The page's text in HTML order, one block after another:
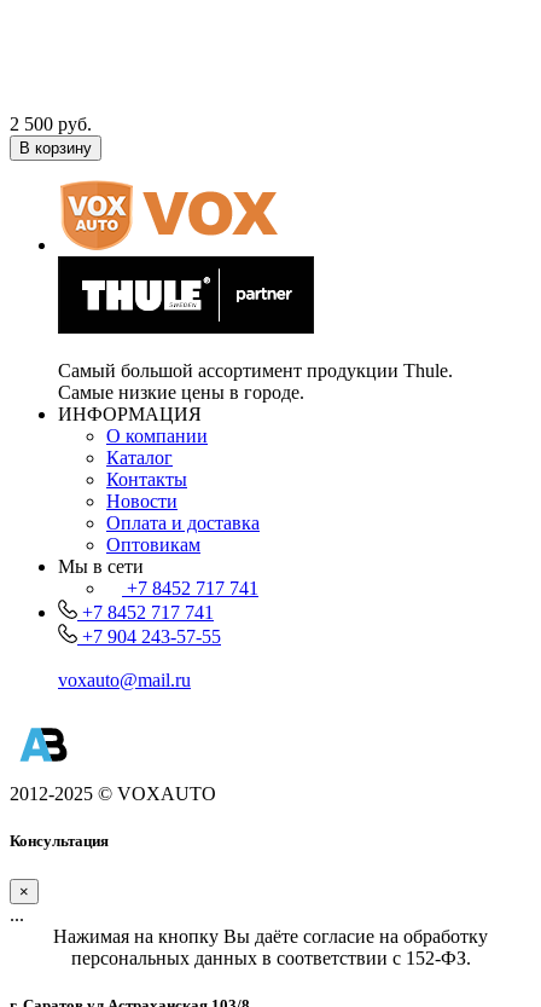
2 500 руб.
В корзину
Самый большой ассортимент продукции Thule.
Самые низкие цены в городе.
ИНФОРМАЦИЯ
О компании
Каталог
Контакты
Новости
Оплата и доставка
Оптовикам
Мы в сети
+7 8452 717 741
+7 8452 717 741
+7 904 243-57-55
voxauto@mail.ru
2012-2025 © VOXAUTO
Консультация
×
...
Нажимая на кнопку Вы даёте согласие на обработку
персональных данных в соответствии с 152-ФЗ.